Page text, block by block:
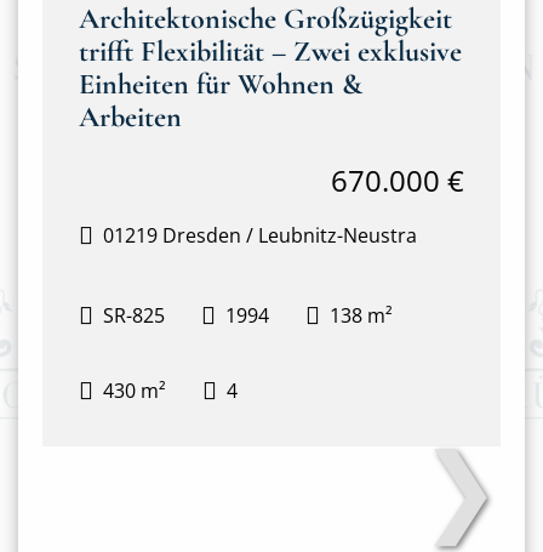
Architektonische Großzügigkeit
trifft Flexibilität – Zwei exklusive
Einheiten für Wohnen &
Arbeiten
01219 Dresden / Leubnitz-Neustra
670.000 €
SR-825 1994 138 m²
430 m² 4
❯